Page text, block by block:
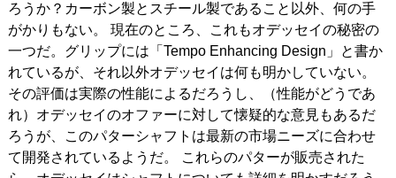
ろうか？カーボン製とスチール製であること以外、何の手
がかりもない。 現在のところ、これもオデッセイの秘密の
一つだ。グリップには「Tempo Enhancing Design」と書か
れているが、それ以外オデッセイは何も明かしていない。
その評価は実際の性能によるだろうし、（性能がどうであ
れ）オデッセイのオファーに対して懐疑的な意見もあるだ
ろうが、このパターシャフトは最新の市場ニーズに合わせ
て開発されているようだ。 これらのパターが販売された